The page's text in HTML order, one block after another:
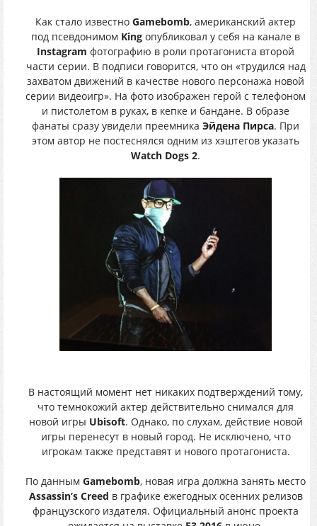
Как стало известно Gamebomb, американский актер
под псевдонимом King опубликовал у себя на канале в
Instagram фотографию в роли протагониста второй
части серии. В подписи говорится, что он «трудился над
захватом движений в качестве нового персонажа новой
серии видеоигр». На фото изображен герой с телефоном
и пистолетом в руках, в кепке и бандане. В образе
фанаты сразу увидели преемника Эйдена Пирса. При
этом автор не постеснялся одним из хэштегов указать
Watch Dogs 2.
В настоящий момент нет никаких подтверждений тому,
что темнокожий актер действительно снимался для
новой игры Ubisoft. Однако, по слухам, действие новой
игры перенесут в новый город. Не исключено, что
игрокам также представят и нового протагониста.
По данным Gamebomb, новая игра должна занять место
Assassin’s Creed в графике ежегодных осенних релизов
французского издателя. Официальный анонс проекта